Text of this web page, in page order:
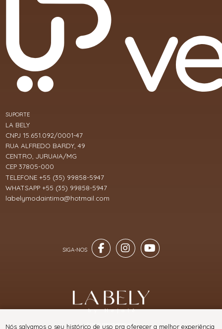
SUPORTE
LA BELY
CNPJ 15.651.092/0001-47
RUA ALFREDO BARDY, 49
CENTRO, JURUAIA/MG
CEP 37805-000
TELEFONE +55 (35) 99858-5947
WHATSAPP +55 (35) 99858-5947
labelymodaintima@hotmail.com
® TODOS DIREITOS RESERVADOS
Nós salvamos o seu histórico de uso pra oferecer a melhor experiência